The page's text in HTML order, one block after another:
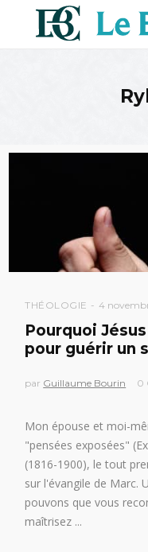
THÉOLOGIE 4
Pourquoi
pour guérir un
par Guillaume Bourin 0
Mon épouse et moi-
"pensées exposées"
(1816-1900), le tout
sur l'évangile de Marc.
pouvons que vous
maîtrisez